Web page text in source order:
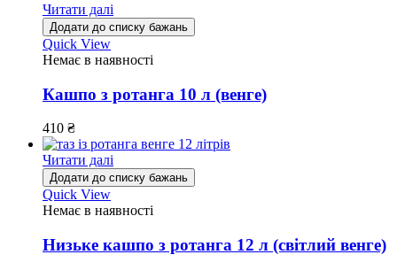
Читати далі
Додати до списку бажань
Quick View
Немає в наявності
Кашпо з ротанга 10 л (венге)
410 ₴
Читати далі
Додати до списку бажань
Quick View
Немає в наявності
Низьке кашпо з ротанга 12 л (світлий венге)